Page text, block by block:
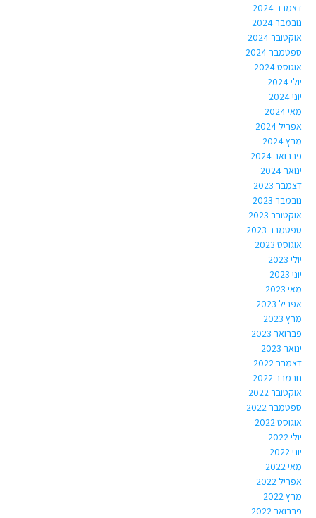
דצמבר 2024
נובמבר 2024
אוקטובר 2024
ספטמבר 2024
אוגוסט 2024
יולי 2024
יוני 2024
מאי 2024
אפריל 2024
מרץ 2024
פברואר 2024
ינואר 2024
דצמבר 2023
נובמבר 2023
אוקטובר 2023
ספטמבר 2023
אוגוסט 2023
יולי 2023
יוני 2023
מאי 2023
אפריל 2023
מרץ 2023
פברואר 2023
ינואר 2023
דצמבר 2022
נובמבר 2022
אוקטובר 2022
ספטמבר 2022
אוגוסט 2022
יולי 2022
יוני 2022
מאי 2022
אפריל 2022
מרץ 2022
פברואר 2022